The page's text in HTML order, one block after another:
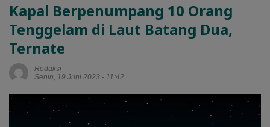
Kapal Berpenumpang 10 Orang
Tenggelam di Laut Batang Dua,
Ternate
Redaksi
Senin, 19 Juni 2023 - 11:42